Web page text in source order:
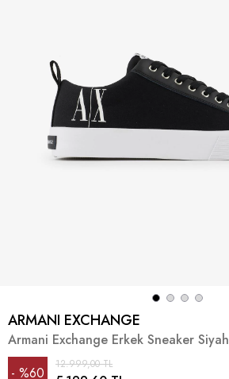
ARMANI EXCHANGE
Armani Exchange Erkek Sneaker Siyah
%60
12.999,00 TL